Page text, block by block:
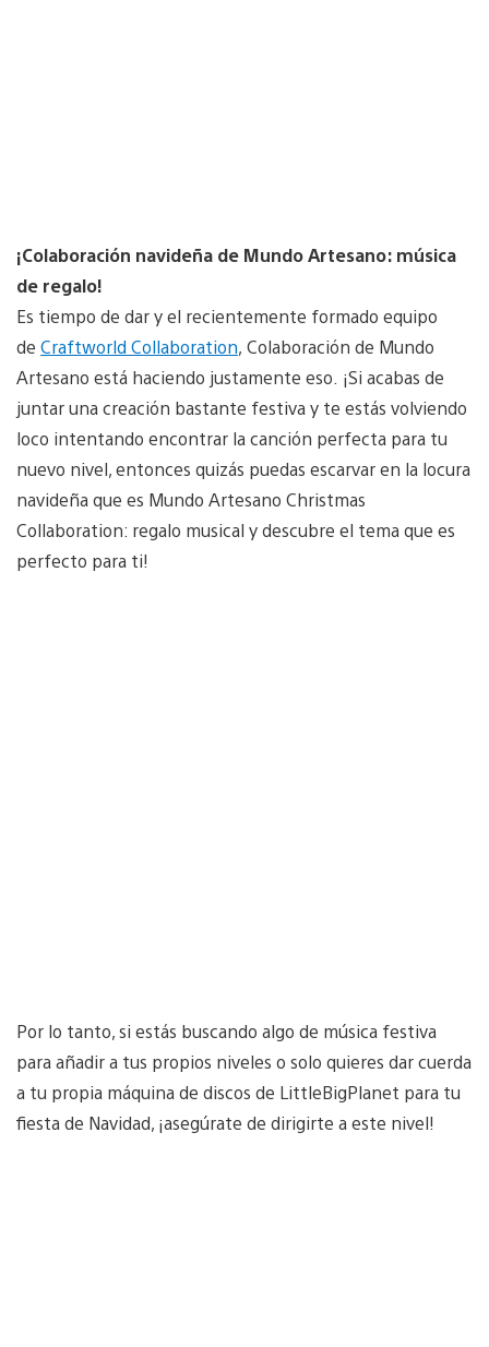
¡Colaboración navideña de Mundo Artesano: música
de regalo!
Es tiempo de dar y el recientemente formado equipo
de Craftworld Collaboration, Colaboración de Mundo
Artesano está haciendo justamente eso. ¡Si acabas de
juntar una creación bastante festiva y te estás volviendo
loco intentando encontrar la canción perfecta para tu
nuevo nivel, entonces quizás puedas escarvar en la locura
navideña que es Mundo Artesano Christmas
Collaboration: regalo musical y descubre el tema que es
perfecto para ti!
Por lo tanto, si estás buscando algo de música festiva
para añadir a tus propios niveles o solo quieres dar cuerda
a tu propia máquina de discos de LittleBigPlanet para tu
fiesta de Navidad, ¡asegúrate de dirigirte a este nivel!